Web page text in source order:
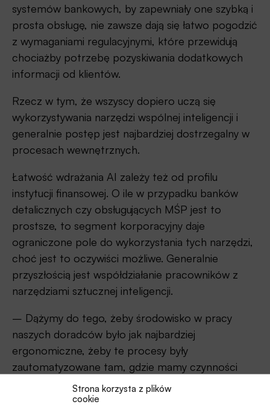
Strona korzysta z plików
cookie
systemów bankowych, by zapewniały one szybką i
prosta obsługę, nie zawsze dają się łatwo pogodzić
z wymaganiami regulacyjnymi, które przewidują
chociażby potrzebę pozyskiwania dodatkowych
informacji od klientów.
Rzecz w tym, że wszyscy dopiero uczą się
wykorzystywania narzędzi wspólnej inteligencji i
generalnie postęp jest najbardziej dostrzegalny w
procesach wewnętrznych.
Łatwość wdrażania AI zależy też od profilu
instytucji finansowej. O ile w przypadku banków
detalicznych czy obsługujących MŚP jest to
prostsze, to segment korporacyjny daje
ograniczone pole do wykorzystania tych narzędzi,
choć jest to oczywiści możliwe. Generalnie
przyszłością jest współdziałanie pracowników z
narzędziami sztucznej inteligencji.
– Dążymy do tego, żeby środowisko w pracy
naszych doradców było jak najbardziej
ergonomiczne, żeby te procesy były
zautomatyzowane tam, gdzie mamy czynności
powtarzalne, rutynowe, gdzie nie generują one
wartości dodanej – dodała